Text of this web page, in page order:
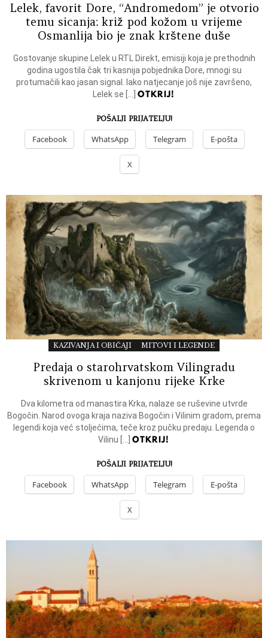
Lelek, favorit Dore, “Andromedom” je otvorio
temu sicanja: križ pod kožom u vrijeme
Osmanlija bio je znak krštene duše
Gostovanje skupine Lelek u RTL Direkt, emisiji koja je prethodnih
godina ugostila čak tri kasnija pobjednika Dore, mnogi su
protumačili kao jasan signal. Iako natjecanje još nije završeno,
Lelek se […]OTKRIJ!
POŠALJI PRIJATELJU!
Facebook WhatsApp Telegram E-pošta
X
KAZIVANJA I OBIČAJI MITOVI I LEGENDE
Predaja o starohrvatskom Vilingradu
skrivenom u kanjonu rijeke Krke
Dva kilometra od manastira Krka, nalaze se ruševine utvrde
Bogočin. Narod ovoga kraja naziva Bogočin i Vilinim gradom, prema
legendi koja već stoljećima, teče kroz pučku predaju. Legenda o
Vilinu […]OTKRIJ!
POŠALJI PRIJATELJU!
Facebook WhatsApp Telegram E-pošta
X